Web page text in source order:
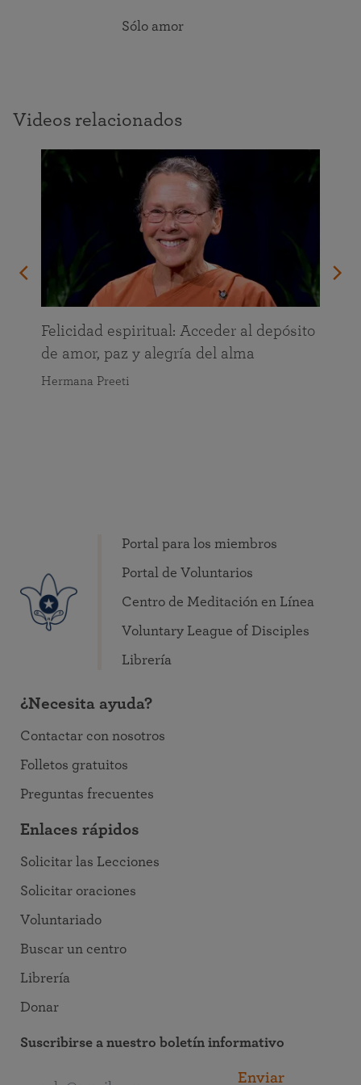
Sólo amor
Videos relacionados
Felicidad espiritual: Acceder al depósito
de amor, paz y alegría del alma
Hermana Preeti
Portal para los miembros
Portal de Voluntarios
Centro de Meditación en Línea
Voluntary League of Disciples
Librería
¿Necesita ayuda?
Contactar con nosotros
Folletos gratuitos
Preguntas frecuentes
Enlaces rápidos
Solicitar las Lecciones
Solicitar oraciones
Voluntariado
Buscar un centro
Librería
Donar
Suscribirse a nuestro boletín informativo
Enviar